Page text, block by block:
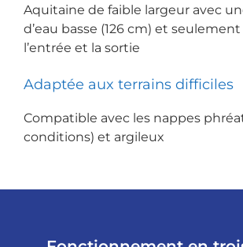
Aquitaine de faible largeur avec
d’eau basse (126 cm) et
l’entrée et la sortie
Adaptée aux terrains difficiles
Compatible avec les nappes
conditions) et argileux